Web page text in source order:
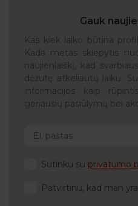
Gauk
Kas kiek laiko būtina
Kada metas skiepytis
naujienlaiškį, kad
dėžutę atkeliautų laiku.
informacijos kaip
geriausių pasiūlymų bei
Sutinku su privatumo
Patvirtinu, kad man